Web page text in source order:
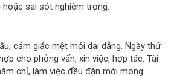
sai sót nghiêm trọng.
cảm giác mệt mỏi dai dẳng. Ngày thứ
cho phỏng vấn, xin việc, hợp tác. Tài
chỉ, làm việc đều đặn mới mong